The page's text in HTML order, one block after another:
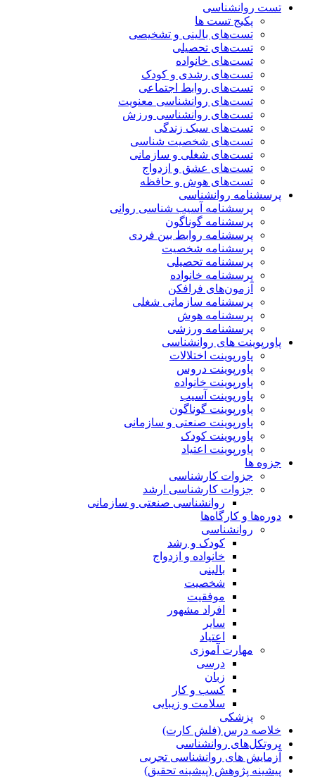
تست روانشناسی
پکیج تست ها
تست‌های بالینی و تشخیصی
تست‌های تحصیلی
تست‌های خانواده
تست‌های رشدی و کودک
تست‌های روابط اجتماعی
تست‌های روانشناسی معنویت
تست‌های روانشناسی ورزش
تست‌های سبک زندگی
تست‌های شخصیت شناسی
تست‌های شغلی و سازمانی
تست‌های عشق و ازدواج
تست‌های هوش و حافظه
پرسشنامه روانشناسی
پرسشنامه آسیب شناسی روانی
پرسشنامه گوناگون
پرسشنامه روابط بین فردی
پرسشنامه شخصیت
پرسشنامه تحصیلی
پرسشنامه خانواده
آزمون‌های فرافکن
پرسشنامه سازمانی شغلی
پرسشنامه هوش
پرسشنامه ورزشی
پاورپوینت های روانشناسی
پاورپوینت اختلالات
پاورپوینت دروس
پاورپوینت خانواده
پاورپوینت آسیب
پاورپوینت گوناگون
پاورپوینت صنعتی و سازمانی
پاورپوینت کودک
پاورپوینت اعتیاد
جزوه ها
جزوات کارشناسی
جزوات کارشناسی ارشد
روانشناسی صنعتی و سازمانی
دوره‌ها و کارگاه‌ها
روانشناسی
کودک و رشد
خانواده و ازدواج
بالینی
شخصیت
موفقیت
افراد مشهور
سایر
اعتیاد
مهارت آموزی
درسی
زبان
کسب و کار
سلامت و زیبایی
پزشکی
خلاصه درس (فلش کارت)
پروتکل‌های روانشناسی
آزمایش های روانشناسی تجربی
پیشینه پژوهش (پیشینه تحقیق)